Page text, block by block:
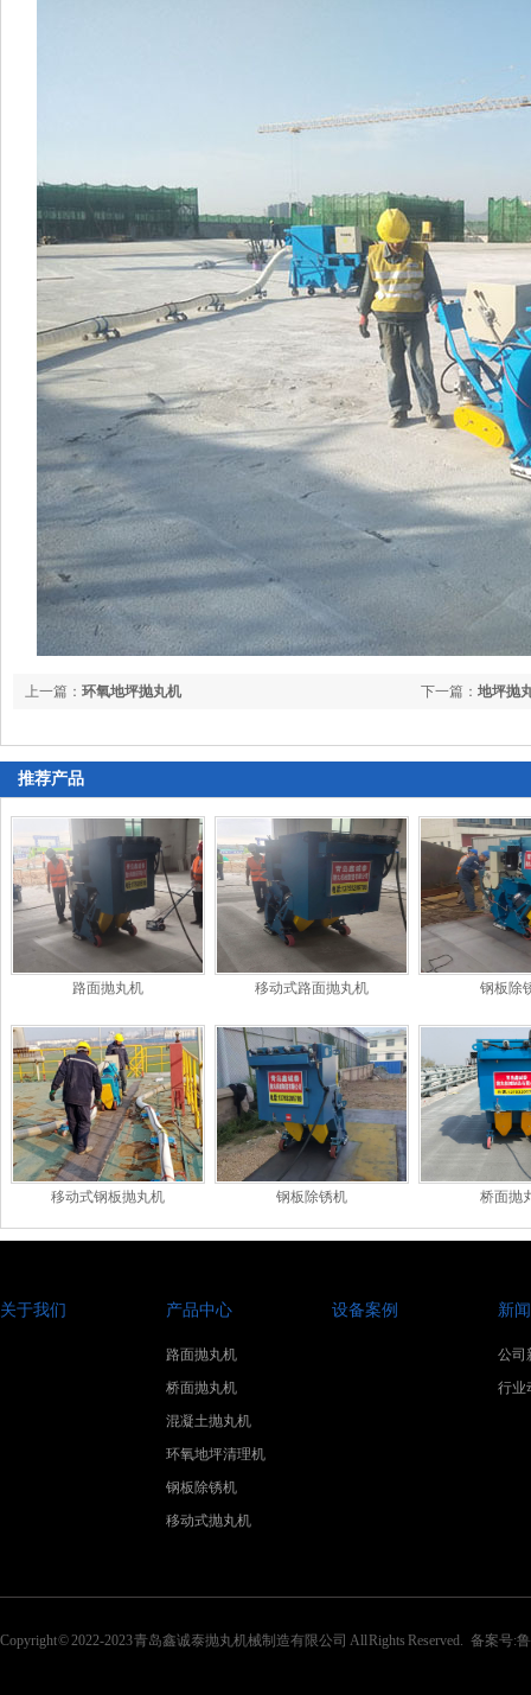
下一篇： 地坪抛
上一篇： 环氧地坪抛丸机
推荐产品
路面抛丸机 移动式路面抛丸机 钢板除
移动式钢板抛丸机 钢板除锈机 桥面抛
关于我们 产品中心
路面抛丸机
桥面抛丸机
混凝土抛丸机
环氧地坪清理机
钢板除锈机
移动式抛丸机
设备案例 新
公司
行业
Copyright © 2022-2023 青岛鑫诚泰抛丸机械制造有限公司 All Rights Reserved. 备案号: